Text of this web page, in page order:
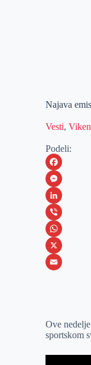
Najava
Vesti,
Podeli:
F
a
c
e
b
o
M
e
s
s
e
r
L
i
n
k
n
V
i
b
W
h
A
X
iOve
sportskom